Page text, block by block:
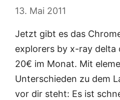
13. Mai 2011
Jetzt gibt es das
explorers by x-ray delta
20€ im Monat. Mit
Unterschieden zu dem
vor dir steht: Es ist